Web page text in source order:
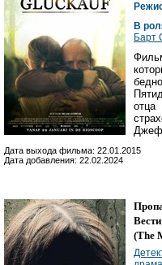
В
Барт
Дата выхода фильма: 22.01.2015
Дата добавления: 22.02.2024
Вести
(The